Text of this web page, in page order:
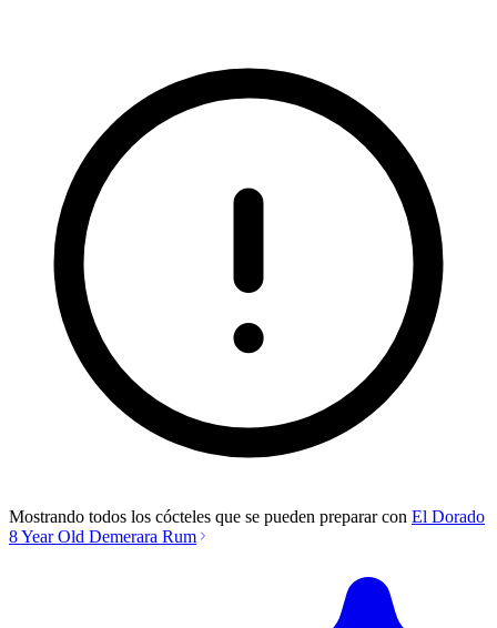
Mostrando todos los cócteles que se pueden preparar con El Dorado
8 Year Old Demerara Rum